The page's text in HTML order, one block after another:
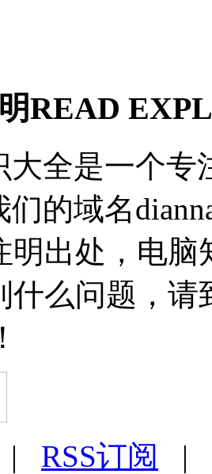
READ
全是一个专
的域名
出处，电脑
么问题，请
| RSS订阅 |